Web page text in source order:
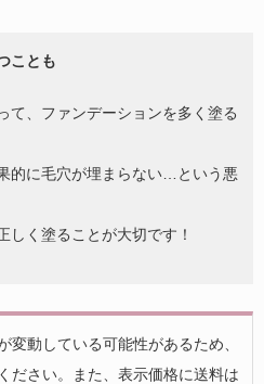
ことも
て、ファンデーションを多く塗る
的に毛穴が埋まらない…という悪
しく塗ることが大切です！
動している可能性があるため、
ださい。また、表示価格に送料は